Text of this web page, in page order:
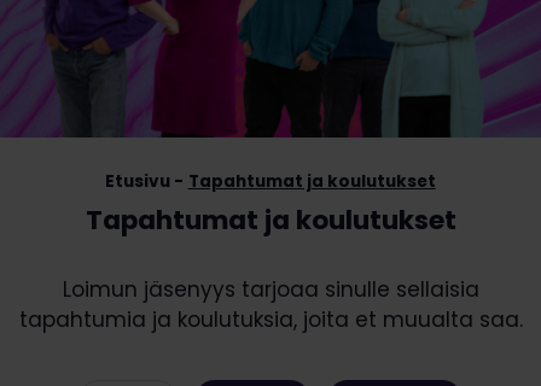
Tapahtumat ja koulutukset
Etusivu Tapahtumat ja koulutukset
Loimun jäsenyys tarjoaa sinulle sellaisia
tapahtumia ja koulutuksia, joita et muualta saa.